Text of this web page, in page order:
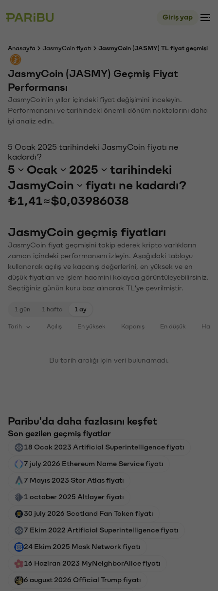
Giriş yap
Anasayfa JasmyCoin fiyatı JasmyCoin (JASMY) TL fiyat geçmişi
JasmyCoin (JASMY) Geçmiş Fiyat
Performansı
JasmyCoin'in yıllar içindeki fiyat değişimini inceleyin.
Performansını ve tarihindeki önemli dönüm noktalarını daha
iyi analiz edin.
5 Ocak 2025 tarihindeki JasmyCoin fiyatı ne
kadardı?
5 Ocak 2025
tarihindeki
JasmyCoin
fiyatı ne kadardı?
₺1,41≈$0,03986038
JasmyCoin geçmiş fiyatları
JasmyCoin fiyat geçmişini takip ederek kripto varlıkların
zaman içindeki performansını izleyin. Aşağıdaki tabloyu
kullanarak açılış ve kapanış değerlerini, en yüksek ve en
düşük fiyatları ve işlem hacmini kolayca görüntüleyebilirsiniz.
Seçtiğiniz günün kuru baz alınarak TL'ye çevrilmiştir.
1 gün 1 hafta 1 ay
Tarih Açılış En yüksek Kapanış En düşük
Bu tarih aralığı için veri bulunamadı.
Paribu'da daha fazlasını keşfet
Son gezilen geçmiş fiyatlar
18 Ocak 2023 Artificial Superintelligence fiyatı
7 july 2026 Ethereum Name Service fiyatı
7 Mayıs 2023 Star Atlas fiyatı
1 october 2025 Altlayer fiyatı
30 july 2026 Scotland Fan Token fiyatı
7 Ekim 2022 Artificial Superintelligence fiyatı
24 Ekim 2025 Mask Network fiyatı
16 Haziran 2023 MyNeighborAlice fiyatı
6 august 2026 Official Trump fiyatı